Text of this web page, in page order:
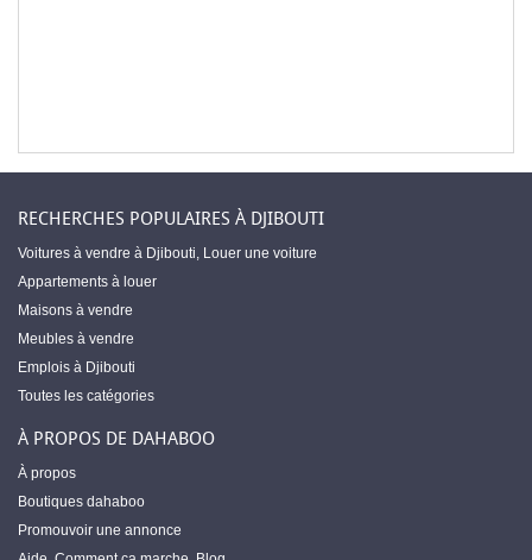
RECHERCHES POPULAIRES À DJIBOUTI
Voitures à vendre à Djibouti, Louer une voiture
Appartements à louer
Maisons à vendre
Meubles à vendre
Emplois à Djibouti
Toutes les catégories
À PROPOS DE DAHABOO
À propos
Boutiques dahaboo
Promouvoir une annonce